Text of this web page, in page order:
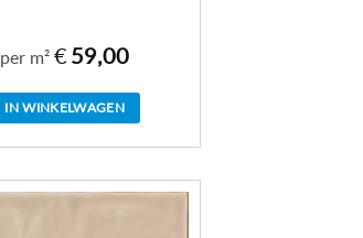
per m²€ 59,00
IN WINKELWAGEN